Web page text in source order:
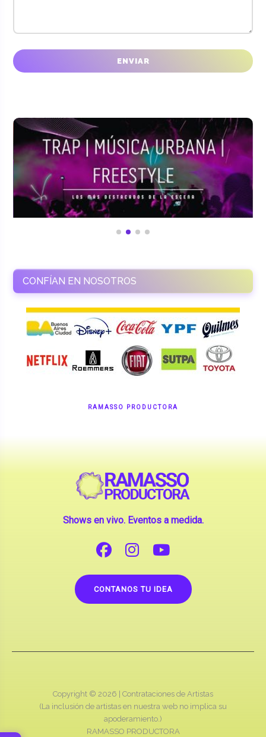
CONFÍAN EN NOSOTROS
RAMASSO PRODUCTORA
Shows en vivo. Eventos a medida.
CONTANOS TU IDEA
Copyright © 2026 | Contrataciones de Artistas
(La inclusión de artistas en nuestra web no implica su
apoderamiento.)
RAMASSO PRODUCTORA